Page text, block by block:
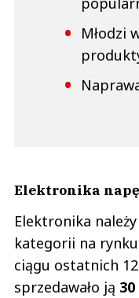
Młodzi
Elektronika
Elektronika
kategorii na
ciągu ostatnich
sprzedawało ją